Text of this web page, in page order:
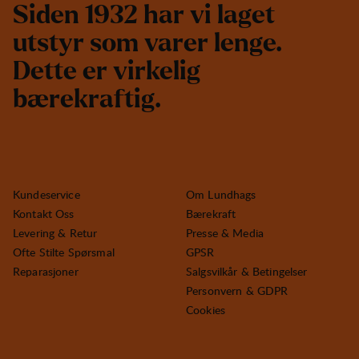
Siden 1932 har vi laget
utstyr som varer lenge.
Dette er virkelig
bærekraftig.
Kundeservice
Kontakt Oss
Levering & Retur
Ofte Stilte Spørsmal
Reparasjoner
Om Lundhags
Bærekraft
Presse & Media
GPSR
Salgsvilkår & Betingelser
Personvern & GDPR
Cookies